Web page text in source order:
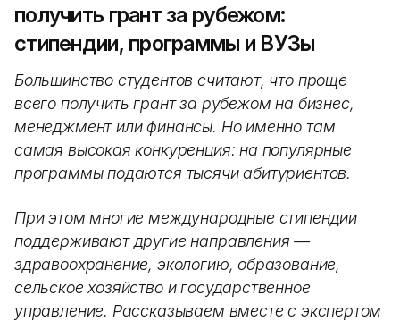
получить грант за рубежом:
стипендии, программы и ВУЗы
Большинство студентов считают, что проще
всего получить грант за рубежом на бизнес,
менеджмент или финансы. Но именно там
самая высокая конкуренция: на популярные
программы подаются тысячи абитуриентов.
При этом многие международные стипендии
поддерживают другие направления —
здравоохранение, экологию, образование,
сельское хозяйство и государственное
управление. Рассказываем вместе с экспертом